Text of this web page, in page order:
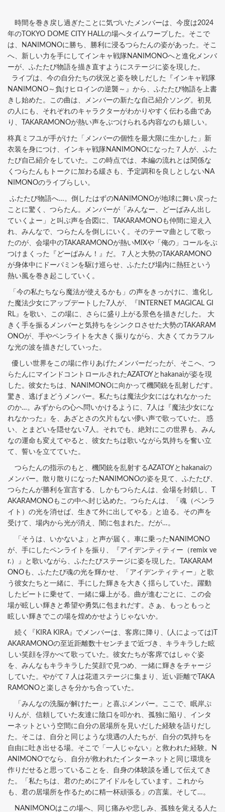
時間を巻き戻し過ぎたことに気づいたメンバーは、今度は2024
年のTOKYO DOME CITY HALLの場へタイムワープした。そこで
は、NANIMONOに勝ち、勝利に浸るつらたんの姿があった。そこ
へ、新しい力を手にしてインキャ戦隊NANIMONOへと進化メンバ
ーが、ふたたび物語を描き直すようにステージに姿を現した。
ライブは、今の自分たちの状況と姿を映しだした『インキャ戦隊
NANIMONO～負けヒロインの逆襲～』から、ふたたび物語を上書
きし始めた。この曲は、メンバーの新たな自己紹介ソング。初見
の人にも、それぞれのキャラクターがわかりやすく伝わる曲であ
り、TAKARAMONOが熱い声をぶつけられる内容なのも嬉しい。
柊真ミフユが手がけた「メンバーの個性を最大限に生かした」新
衣装を身につけ、インキャ戦隊NANIMONOになった７人が、ふた
たび自己紹介をしていた。この時点では、本編の流れとは関係な
くつらたんもトークに加わる緩さも、予定調和を良しとしないNA
NIMONOのライブらしい。
ふたたび物語へ…。倒したはずのNANIMONOが地球に舞い戻った
ことに驚く、つらたん。メンバーが「みんなー、どーぱみん出し
ていくよー」と叫ぶ声を合図に、TAKARAMONOも仲間に迎え入
れ、みんなで、つらたんを倒しにいく。そのテーマ曲として歌っ
たのが、会場中のTAKARAMONOが熱いMIXや「俺の」コールをぶ
つけまくった『どーぱみん！』だ。７人と大勢のTAKARAMONO
が身体中にドーパミンを駆け巡らせ、ふたたび場内に熱狂という
熱い風を巻き起こしていく。
「今の私たちなら魔法が使えるかも」の声をきっかけに、進化し
た魔法少女にアップデートした7人が、『INTERNET MAGICAL GI
RL』を歌い、この場に、さらに盛り上がる景色を描きだした。 大
きく手を振るメンバーと気持ちをシンクロさせた大勢のTAKARAM
ONOが、手やペンライトを大きく振りながら、大きくてカラフル
な光の波を描きだしていった。
優しい世界をこの場に作りあげたメンバーだったが、そこへ、つ
らたんにマインドコントロールされたAZATOYとhakanaiが姿を現
した。彼女たちは、NANIMONOに向かって機関銃を乱射しだす。
驚き、逃げまどうメンバー。私たちは魔法少女にはなれなかった
のか…。みずからの心へ問いかけるように、7人は『魔法少女にな
れなかった』を、あざとさの欠片もない儚い声で歌っていた。 惑
い、とまどいを隠せない7人。それでも、絶対にこの世界も、みん
なの運命も変えてやると、彼女たちは歌いながら気持ちを奮い立
て、誓いを立てていた。
つらたんの指示のもと、機関銃を乱射するAZATOYとhakanaiの
メンバー。散り散りになったNANIMONOの姿を見て、ふたたび、
つらたんが勝利を宣言する、しかもつらたんは、会場を封鎖し、T
AKARAMONOもこの中へ封じ込めた。つらたんは、「魂（ペンラ
イト）の光を消せば、生きて外に出してやる」と迫る。その声を
受けて、場内から光が消え、闇に包まれた。だが…。
「そうは、いかないよ」と声が届く。車に乗ったNANIMONO
が、手にしたペンライトを振り、『アイデンティティー（remix ve
r.）』と歌いながら、ふたたびステージに姿を現した。TAKARAM
ONOも、ふたたび魂の光を輝かせ、「アイデンティティー」と歌
う彼女たちと一緒に、手にした輝きを大きく揺らしていた。躍動
したビートに乗せて、一緒に爆上がる。曲が進むごとに、この会
場が眩しい輝きと希望や勇気に包まれだす。さぁ、もっともっと
眩しい輝きでこの場を煌めかせようじゃないか。
続く『KIRA KIRA』でメンバーは、客席に降り、(人によっては)T
AKARAMONOの至近距離数十センチまで近づき、キラキラした眩
しい笑顔を浮かべて歌っていた。彼女たちが客席ではしゃぐ姿
を、みんなもキラキラした笑顔で見つめ、一緒に輝きをチャージ
していた。やがて７人は花道ステージに集まり、近い距離でTAKA
RAMONOと楽しさを分かち合っていた。
「みんなの洗脳が解けたー」と喜ぶメンバー。ここで、眠岸ぷ
りんが、信頼していた友達に陰口を叩かれ、孤独に陥り、インタ
ーネットという空間に自分の居場所を見いだした経験を語りだし
た。そこは、自分と同じような境遇の人たちが、自分の気持ちを
自由に吐き出せる場。そこで「一人じゃない」と救われた経験。N
ANIMONOでなら、自分が救われたインターネットと同じ環境を
作りだせると思っていることを、自身の体験談を通して伝えてき
た。「私たちは、君のためにアイドルをしています。これから
も、君の居場所を作るために精一杯頑張る」の言葉。そして…。
NANIMONOはこの場へ、同じ痛みや悲しみ、孤独を覚える人た